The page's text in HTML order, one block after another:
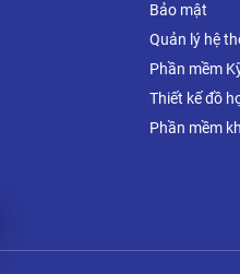
Bảo mật
Quản lý hệ
Phần mềm
Thiết kế đồ
Phần mềm